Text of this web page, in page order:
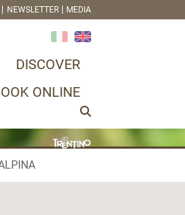
NEWSLETTER MEDIA
DISCOVER
ONLINE